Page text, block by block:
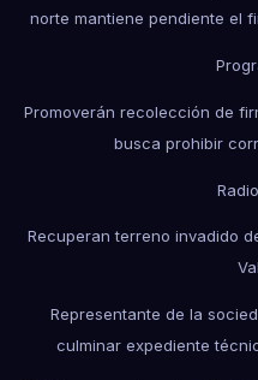
norte mantiene pendiente el
Promoverán recolección de
busca prohibir
Recuperan terreno invadido
Representante de la
culminar expediente